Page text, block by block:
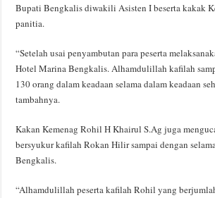
Bupati Bengkalis diwakili Asisten I beserta kakak
panitia.
“Setelah usai penyambutan para peserta
Hotel Marina Bengkalis. Alhamdulillah kafilah
130 orang dalam keadaan selama dalam keadaan
tambahnya.
Kakan Kemenag Rohil H Khairul S.Ag juga
bersyukur kafilah Rokan Hilir sampai dengan
Bengkalis.
“Alhamdulillah peserta kafilah Rohil yang